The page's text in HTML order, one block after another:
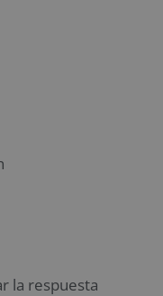
la respuesta